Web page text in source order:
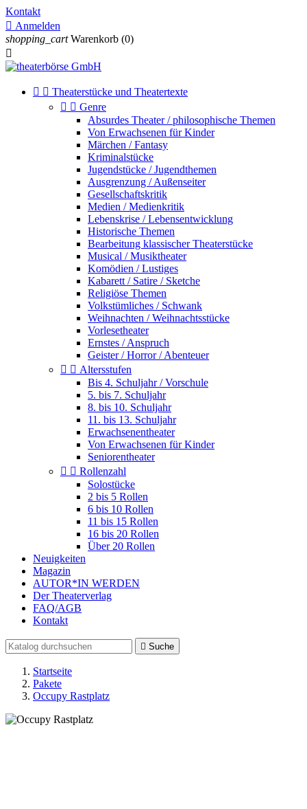
Kontakt
 Anmelden
shopping_cart Warenkorb (0)

  Theaterstücke und Theatertexte
  Genre
Absurdes Theater / philosophische Themen
Von Erwachsenen für Kinder
Märchen / Fantasy
Kriminalstücke
Jugendstücke / Jugendthemen
Ausgrenzung / Außenseiter
Gesellschaftskritik
Medien / Medienkritik
Lebenskrise / Lebensentwicklung
Historische Themen
Bearbeitung klassischer Theaterstücke
Musical / Musiktheater
Komödien / Lustiges
Kabarett / Satire / Sketche
Religiöse Themen
Volkstümliches / Schwank
Weihnachten / Weihnachtsstücke
Vorlesetheater
Ernstes / Anspruch
Geister / Horror / Abenteuer
  Altersstufen
Bis 4. Schuljahr / Vorschule
5. bis 7. Schuljahr
8. bis 10. Schuljahr
11. bis 13. Schuljahr
Erwachsenentheater
Von Erwachsenen für Kinder
Seniorentheater
  Rollenzahl
Solostücke
2 bis 5 Rollen
6 bis 10 Rollen
11 bis 15 Rollen
16 bis 20 Rollen
Über 20 Rollen
Neuigkeiten
Magazin
AUTOR*IN WERDEN
Der Theaterverlag
FAQ/AGB
Kontakt
 Suche
Startseite
Pakete
Occupy Rastplatz